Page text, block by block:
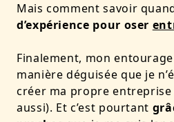
Mais comment savoir
d’expérience pour oser
Finalement, mon
manière déguisée que je
créer ma propre entreprise
aussi). Et c’est pourtant